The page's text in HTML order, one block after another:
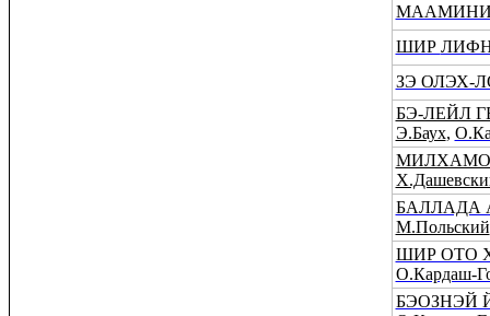
ШИР
ЗЭ ОЛЭХ-
БЭ-ЛЕЙЛ
Э.Баух,
БАЛЛАДА
М.Польский
ШИР ОТО
О.Кардаш-
БЭОЗНЭЙ